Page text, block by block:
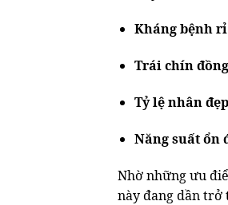
Kháng bệnh
Trái chín
Tỷ lệ nhân
Năng suất ổn
Nhờ những ưu
này đang dần trở